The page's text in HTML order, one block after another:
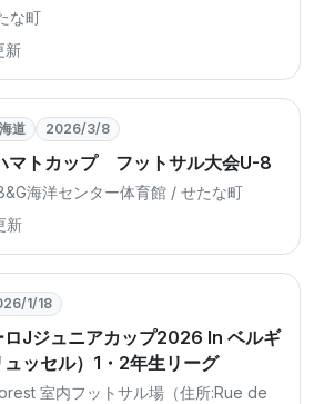
な町
新
道 2026/3/8
マトカップ フットサル大会U-8
海洋センター体育館 / せたな町
新
1/18
ロJジュニアカップ2026 In ベルギ
ッセル）1・2年生リーグ
室内フットサル場（住所:Rue de